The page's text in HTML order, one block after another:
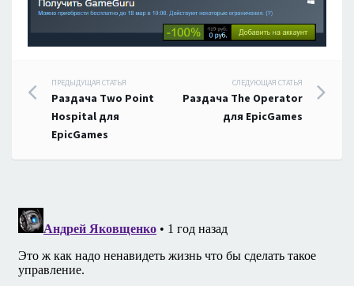
Навигация
по
записям
ПРЕДЫДУЩАЯ СТАТЬЯ
Раздача Two Point
Hospital для
EpicGames
СЛЕДУЮЩАЯ СТАТЬЯ
Раздача The Operator
для EpicGames